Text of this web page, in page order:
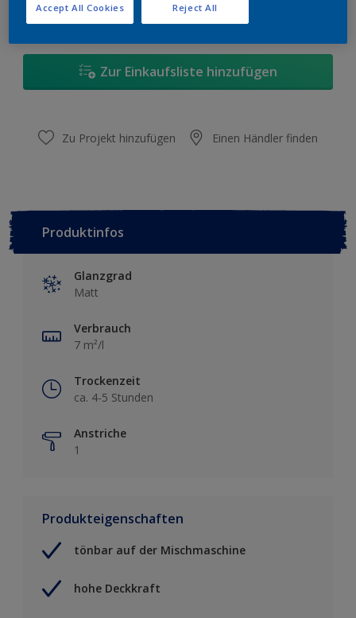
10 l
Berechnen
Zur Einkaufsliste hinzufügen
Zu Projekt hinzufügen Einen Händler finden
Produktinfos
Glanzgrad
Matt
Verbrauch
7 m²/l
Trockenzeit
ca. 4-5 Stunden
Anstriche
1
Produkteigenschaften
tönbar auf der Mischmaschine
hohe Deckkraft
Reject All
Accept All Cookies